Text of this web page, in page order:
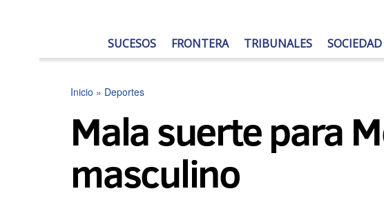
SUCESOS FRONTERA TRIBUNALES SOCIEDAD
Inicio » Deportes
Mala suerte para
masculino